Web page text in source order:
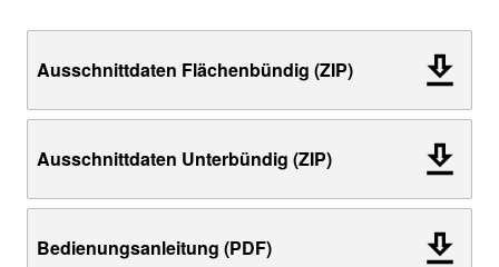
Ausschnittdaten Flächenbündig (ZIP)
Ausschnittdaten Unterbündig (ZIP)
Bedienungsanleitung (PDF)